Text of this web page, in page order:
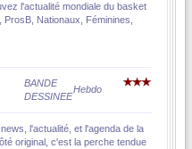
l'actualité mondiale du basket
Nationaux, Féminines,
BANDE
DESSINEE
Hebdo
l'actualité, et l'agenda de la
original, c'est la perche tendue